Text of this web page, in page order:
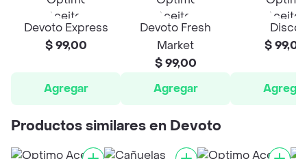
Devoto Express
$ 99,00
Agregar
Devoto Fresh
Market
$ 99,00
Agregar
Disco
$ 99,00
Agregar
Productos similares en Devoto